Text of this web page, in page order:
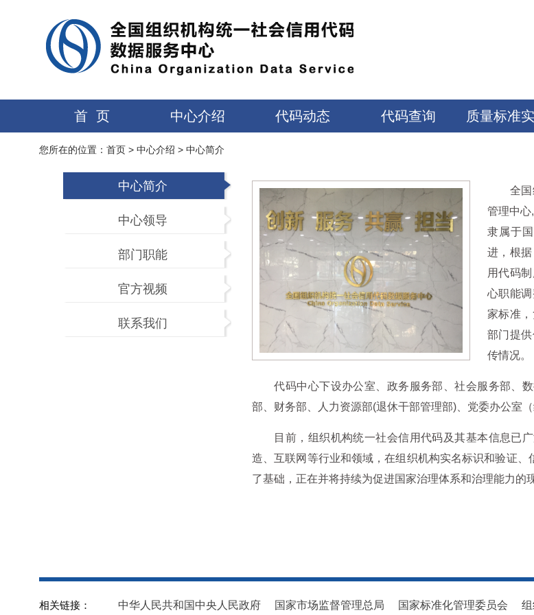
首 页 中心介绍 代码动态 代码查询 质量标准
您所在的位置： 首页 > 中心介绍 > 中心简介
中心简介
中心领导
部门职能
官方视频
联系我们
全
管理中心
隶属于
进，根
用代码
心职能
家标准
部门提
传情况。
代码中心下设办公室、政务服务部、社会服务部、
部、财务部、人力资源部(退休干部管理部)、党委办公室
目前，组织机构统一社会信用代码及其基本信息已广
造、互联网等行业和领域，在组织机构实名标识和验证
了基础，正在并将持续为促进国家治理体系和治理能力的
相关链接： 中华人民共和国中央人民政府 国家市场监督管理总局 国家标准化管理委员会